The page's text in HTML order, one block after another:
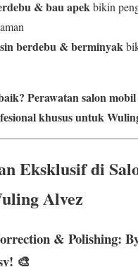
& bau apekbikin
berdebu & berminyak
Perawatan salon
khusus untuk
Eksklusif di
Alvez
& Polishing:
🎨